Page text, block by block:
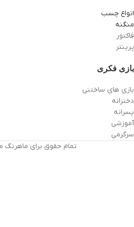
انواع چسب
منگنه
فاکتور
پرینتر
بازی فکری
بازی های ساختنی
دخترانه
پسرانه
آموزشی
سرگرمی
تمام حقوق برای